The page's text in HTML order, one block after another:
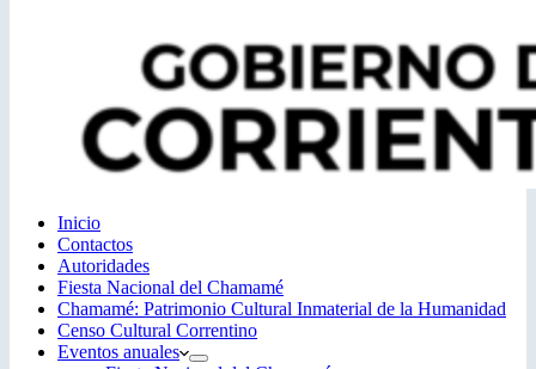
Inicio
Contactos
Autoridades
Fiesta Nacional del Chamamé
Chamamé: Patrimonio Cultural Inmaterial de la Humanidad
Censo Cultural Correntino
Eventos anuales